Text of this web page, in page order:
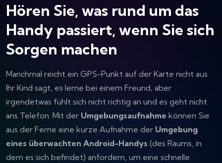
Hören Sie, was rund um das
Handy passiert, wenn Sie sich
Sorgen machen
Manchmal reicht ein GPS-Punkt auf der Karte nicht aus.
Ihr Kind sagt, es lerne bei einem Freund, aber
irgendetwas fühlt sich nicht richtig an und es geht nicht
ans Telefon. Mit der Umgebungsaufnahme können Sie
aus der Ferne eine kurze Aufnahme der Umgebung
eines überwachten Android-Handys (des Raums, in
dem es sich befindet) anfordern, um eine schnelle